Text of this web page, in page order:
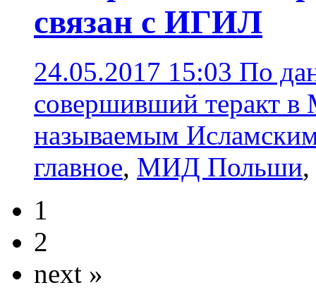
связан с ИГИЛ
24.05.2017 15:03 По
совершивший теракт в
называемым
главное, МИД Польши,
1
2
next »